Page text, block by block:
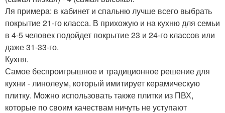
Ля примера: в кабинет и спальню лучше всего выбрать
покрытие 21-го класса. В прихожую и на кухню для семьи
в 4-5 человек подойдет покрытие 23 и 24-го классов или
даже 31-33-го.
Кухня.
Самое беспроигрышное и традиционное решение для
кухни - линолеум, который имитирует керамическую
плитку. Можно использовать также плитки из ПВХ,
которые по своим качествам ничуть не уступают